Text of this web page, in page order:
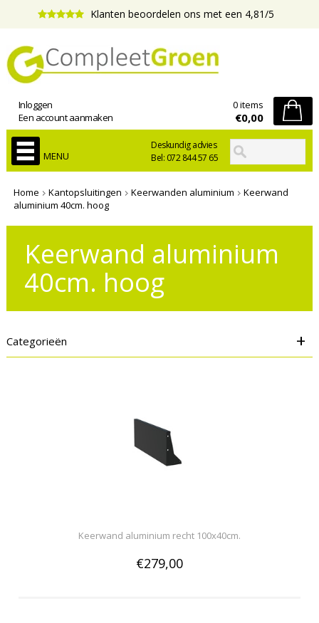
Klanten beoordelen ons met een 4,81/5
Deskundig advies
Bel: 072 844 57 65
Inloggen
Een account aanmaken
0 items
€0,00
MENU
Home Kantopsluitingen Keerwanden aluminium
Keerwand
aluminium 40cm. hoog
Keerwand aluminium
40cm. hoog
Categorieën +
Keerwand aluminium recht 100x40cm.
€279,00